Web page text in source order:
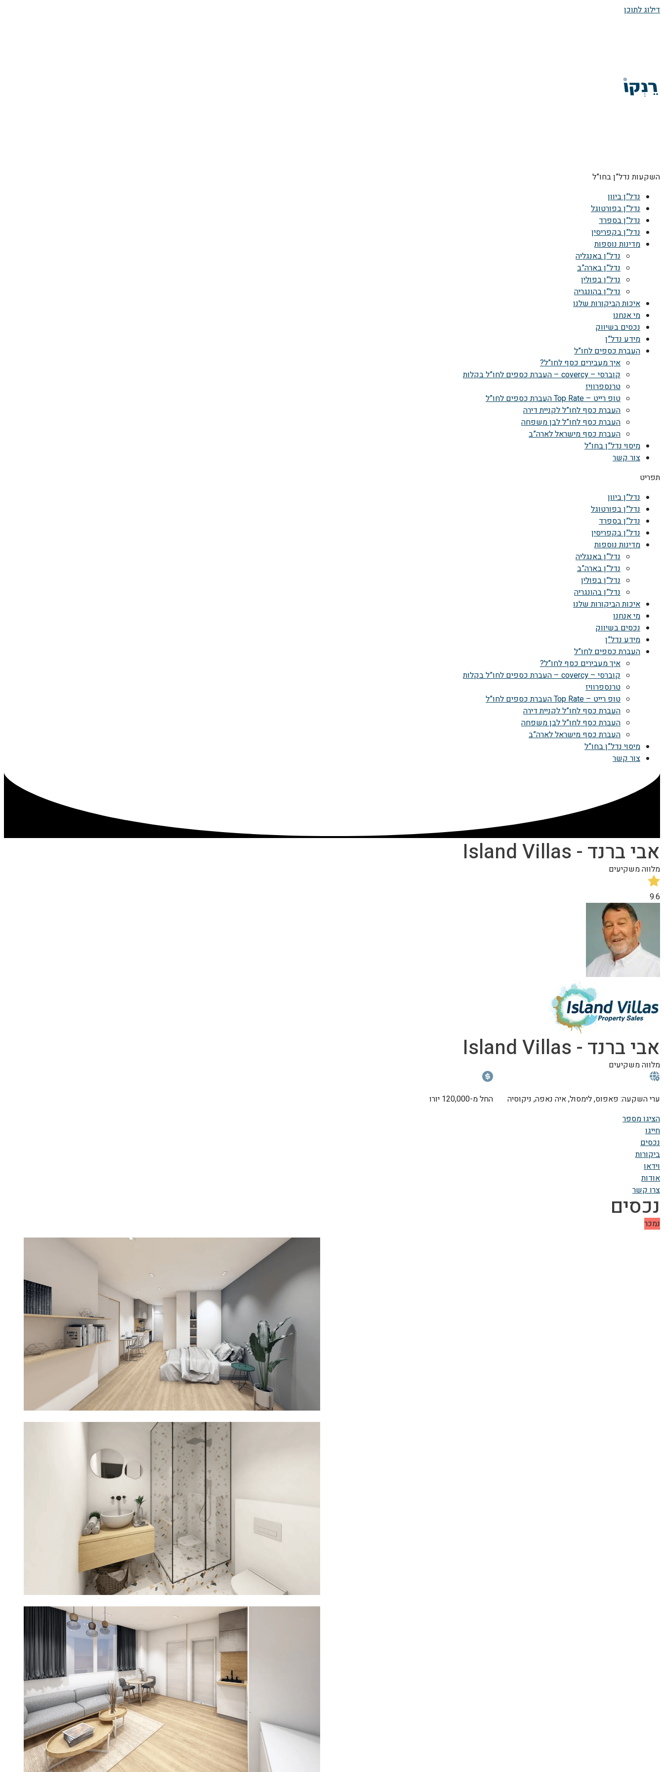
דילוג לתוכן
השקעות נדל”ן בחו”ל
נדל”ן ביוון
נדל”ן בפורטוגל
נדל”ן בספרד
נדל”ן בקפריסין
מדינות נוספות
נדל”ן באנגליה
נדל”ן בארה”ב
נדל”ן בפולין
נדל”ן בהונגריה
איכות הביקורות שלנו
מי אנחנו
נכסים בשיווק
מידע נדל”ן
העברת כספים לחו”ל
איך מעבירים כסף לחו”ל?
קוברסי – covercy – העברת כספים לחו”ל בקלות
טרנספרוויז
טופ רייט – Top Rate העברת כספים לחו”ל
העברת כסף לחו”ל לקניית דירה
העברת כסף לחו”ל לבן משפחה
העברת כסף מישראל לארה”ב
מיסוי נדל”ן בחו”ל
צור קשר
תפריט
נדל”ן ביוון
נדל”ן בפורטוגל
נדל”ן בספרד
נדל”ן בקפריסין
מדינות נוספות
נדל”ן באנגליה
נדל”ן בארה”ב
נדל”ן בפולין
נדל”ן בהונגריה
איכות הביקורות שלנו
מי אנחנו
נכסים בשיווק
מידע נדל”ן
העברת כספים לחו”ל
איך מעבירים כסף לחו”ל?
קוברסי – covercy – העברת כספים לחו”ל בקלות
טרנספרוויז
טופ רייט – Top Rate העברת כספים לחו”ל
העברת כסף לחו”ל לקניית דירה
העברת כסף לחו”ל לבן משפחה
העברת כסף מישראל לארה”ב
מיסוי נדל”ן בחו”ל
צור קשר
אבי ברנד - Island Villas
מלווה משקיעים
9.6
אבי ברנד - Island Villas​
מלווה משקיעים
ערי השקעה: פאפוס, לימסול, איה נאפה, ניקוסיה
החל מ-120,000 יורו
הציגו מספר
חייגו
נכסים
ביקורות
וידאו
אודות
צרו קשר
נכסים